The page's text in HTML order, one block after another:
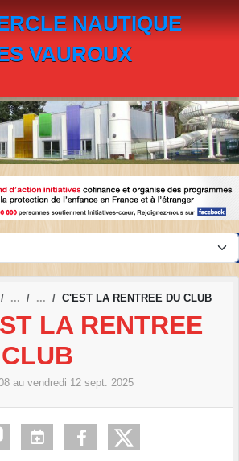
NAUTIQUE
VAUROUX
C'EST LA RENTREE DU CLUB
LA RENTREE
au vendredi 12 sept. 2025
cookies